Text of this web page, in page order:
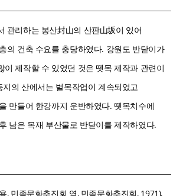
관리하는 봉산封山의 산판山坂이 있어
의 건축 수요를 충당하였다. 강원도 반닫이가
이 제작할 수 있었던 것은 뗏목 제작과 관련이
지의 산에서는 벌목작업이 계속되었고
만들어 한강까지 운반하였다. 뗏목치수에
남은 목재 부산물로 반닫이를 제작하였다.
, 민족문화추진회 역, 민족문화추진회, 1971),